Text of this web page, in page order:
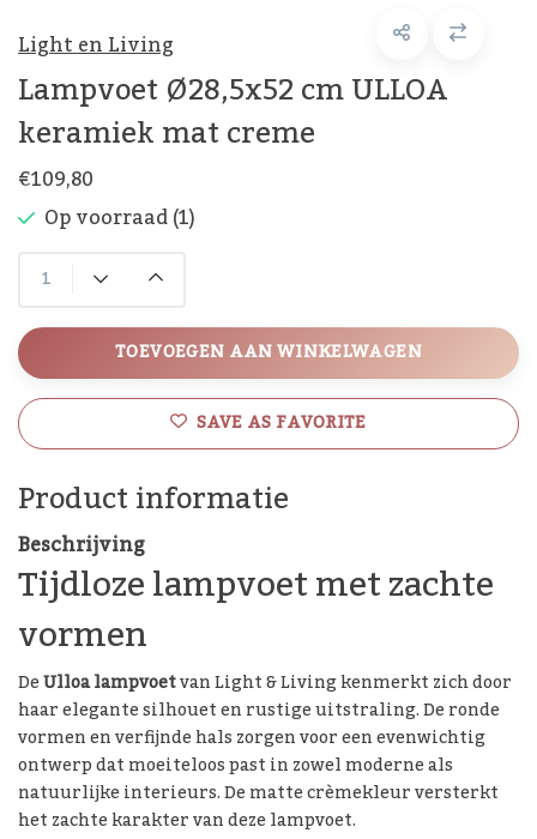
Light en Living
Lampvoet Ø28,5x52 cm ULLOA
keramiek mat creme
€109,80
Op voorraad (1)
TOEVOEGEN AAN WINKELWAGEN
SAVE AS FAVORITE
Product informatie
Beschrijving
Tijdloze lampvoet met zachte
vormen
DeUlloa lampvoetvan Light & Living kenmerkt zich door
haar elegante silhouet en rustige uitstraling. De ronde
vormen en verfijnde hals zorgen voor een evenwichtig
ontwerp dat moeiteloos past in zowel moderne als
natuurlijke interieurs. De matte crèmekleur versterkt
het zachte karakter van deze lampvoet.